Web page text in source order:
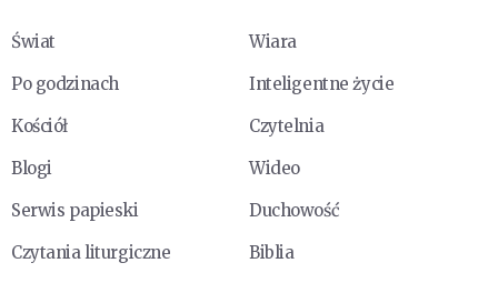
Świat
Wiara
Po godzinach
Inteligentne życie
Kościół
Czytelnia
Blogi
Wideo
Serwis papieski
Duchowość
Czytania liturgiczne
Biblia